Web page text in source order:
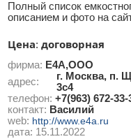
Полный список
описанием и фото на
Цена: договорная
фирма: Е4А,ООО
адрес:
г. Москва, п.
3с4
телефон: +7(963) 672-33-
контакт: Василий
web: http://www.e4a.ru
дата: 15.11.2022